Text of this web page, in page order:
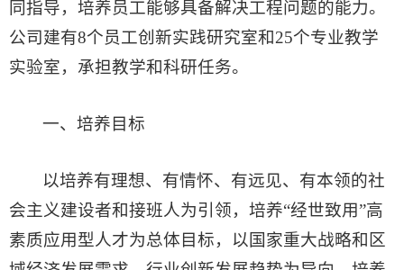
同指导，培养员工能够具备解决工程问题的能力。
公司建有8个员工创新实践研究室和25个专业教学
实验室，承担教学和科研任务。
一、培养目标
以培养有理想、有情怀、有远见、有本领的社
会主义建设者和接班人为引领，培养“经世致用”高
素质应用型人才为总体目标，以国家重大战略和区